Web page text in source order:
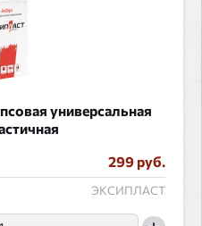
универсальная
299 руб.
ЭКСИПЛАСТ